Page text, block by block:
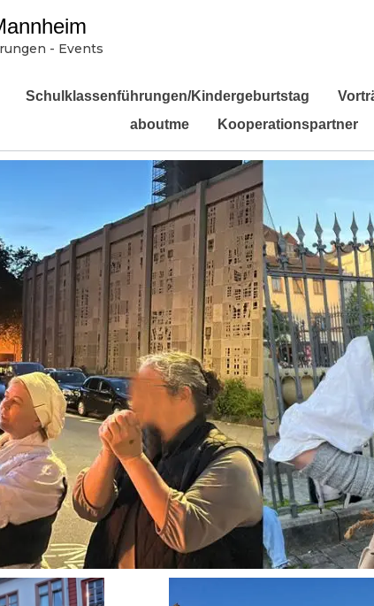
- Events
Schulklassenführungen/Kindergeburtstag
aboutme
Kooperationspartner